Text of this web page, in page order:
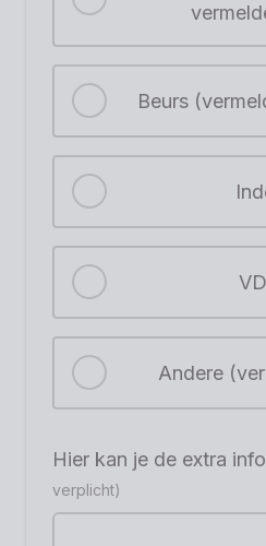
Beurs
Andere
Hier kan je de extra
verplicht)